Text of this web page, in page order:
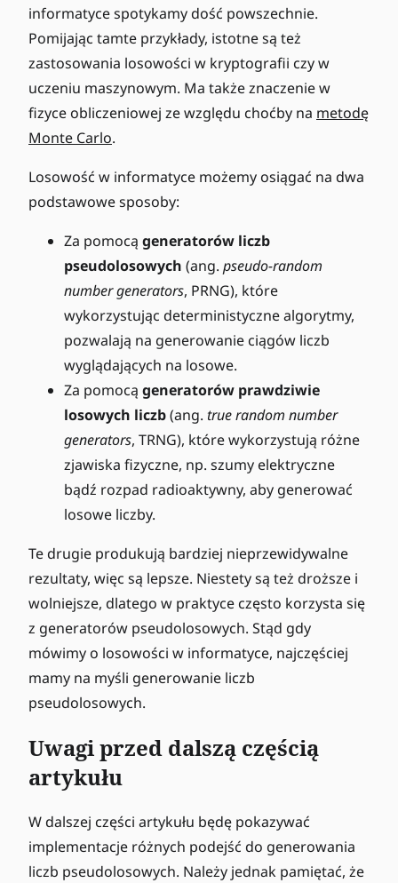
informatyce spotykamy dość powszechnie.
Pomijając tamte przykłady, istotne są też
zastosowania losowości w kryptografii czy w
uczeniu maszynowym. Ma także znaczenie w
fizyce obliczeniowej ze względu choćby na metodę
Monte Carlo.
Losowość w informatyce możemy osiągać na dwa
podstawowe sposoby:
Za pomocą generatorów liczb
pseudolosowych (ang. pseudo-random
number generators, PRNG), które
wykorzystując deterministyczne algorytmy,
pozwalają na generowanie ciągów liczb
wyglądających na losowe.
Za pomocą generatorów prawdziwie
losowych liczb(ang. true random number
generators, TRNG), które wykorzystują różne
zjawiska fizyczne, np. szumy elektryczne
bądź rozpad radioaktywny, aby generować
losowe liczby.
Te drugie produkują bardziej nieprzewidywalne
rezultaty, więc są lepsze. Niestety są też droższe i
wolniejsze, dlatego w praktyce często korzysta się
z generatorów pseudolosowych. Stąd gdy
mówimy o losowości w informatyce, najczęściej
mamy na myśli generowanie liczb
pseudolosowych.
Uwagi przed dalszą częścią
artykułu
W dalszej części artykułu będę pokazywać
implementacje różnych podejść do generowania
liczb pseudolosowych. Należy jednak pamiętać, że